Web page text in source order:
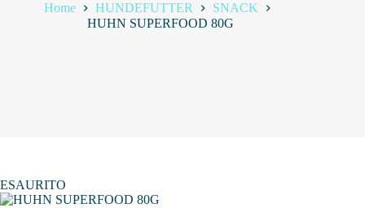
Home HUNDEFUTTER
SNACK
HUHN SUPERFOOD 80G
ESAURITO